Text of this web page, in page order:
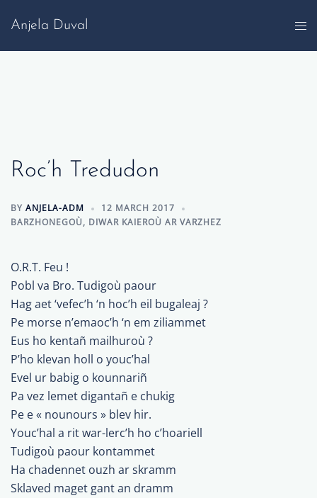
Anjela Duval
Roc’h Tredudon
BY ANJELA-ADM
12 MARCH 2017
BARZHONEGOÙ, DIWAR KAIEROÙ AR VARZHEZ
O.R.T. Feu !
Pobl va Bro. Tudigoù paour
Hag aet ‘vefec’h ‘n hoc’h eil bugaleaj ?
Pe morse n’emaoc’h ‘n em ziliammet
Eus ho kentañ mailhuroù ?
P’ho klevan holl o youc’hal
Evel ur babig o kounnariñ
Pa vez lemet digantañ e chukig
Pe e « nounours » blev hir.
Youc’hal a rit war-lerc’h ho c’hoariell
Tudigoù paour kontammet
Ha chadennet ouzh ar skramm
Sklaved maget gant an dramm